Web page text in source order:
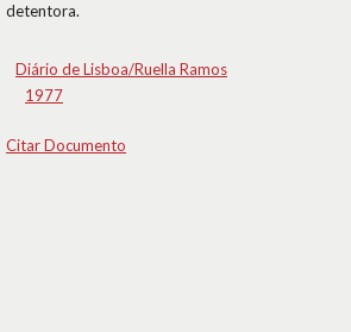
detentora.
Diário de Lisboa/Ruella Ramos
1977
Citar Documento